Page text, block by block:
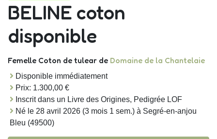
BELINE coton
disponible
Femelle Coton de tulear de Domaine de la Chantelaie
Disponible immédiatement
Prix: 1.300,00 €
Inscrit dans un Livre des Origines, Pedigrée LOF
Né le 28 avril 2026 (3 mois 1 sem.) à Segré-en-anjou
Bleu (49500)